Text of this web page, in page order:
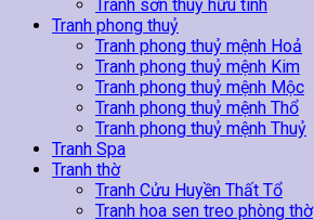
Tranh sơn thuỷ hữu tình
Tranh phong thuỷ
Tranh phong thuỷ mệnh Hoả
Tranh phong thuỷ mệnh Kim
Tranh phong thuỷ mệnh Mộc
Tranh phong thuỷ mệnh Thổ
Tranh phong thuỷ mệnh Thuỷ
Tranh Spa
Tranh thờ
Tranh Cửu Huyền Thất Tổ
Tranh hoa sen treo phòng thờ